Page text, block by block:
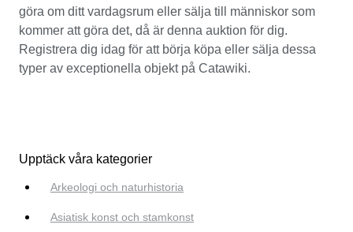
göra om ditt vardagsrum eller sälja till människor som
kommer att göra det, då är denna auktion för dig.
Registrera dig idag för att börja köpa eller sälja dessa
typer av exceptionella objekt på Catawiki.
Upptäck våra kategorier
Arkeologi och naturhistoria
Asiatisk konst och stamkonst